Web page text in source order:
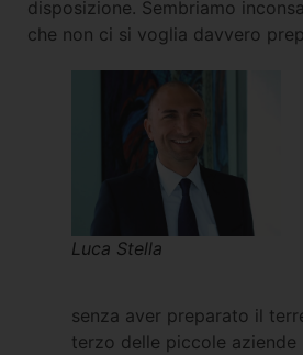
disposizione. Sembriamo
che non ci si voglia davvero
Luca Stella
senza aver preparato il
terzo delle piccole aziende